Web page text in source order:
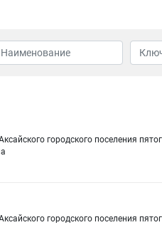
городского поселения
городского поселения